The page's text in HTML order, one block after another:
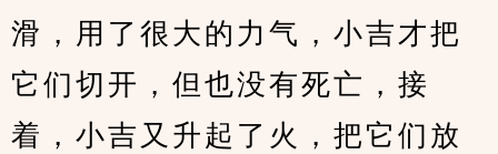
滑，用了很大的力气，小吉才把
它们切开，但也没有死亡，接
着，小吉又升起了火，把它们放